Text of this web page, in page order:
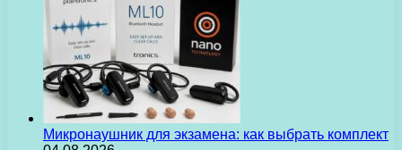
Микронаушник для экзамена: как выбрать комплект